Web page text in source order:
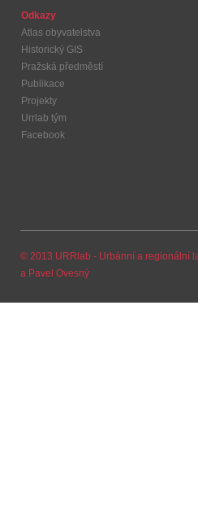
Odkazy
Atlas obyvatelstva
Historický GIS
Pražská předměstí
Publikace
Projekty
Urrlab tým
Facebook
© 2013 URRlab - Urbánní a regionální
a Pavel Ovesný